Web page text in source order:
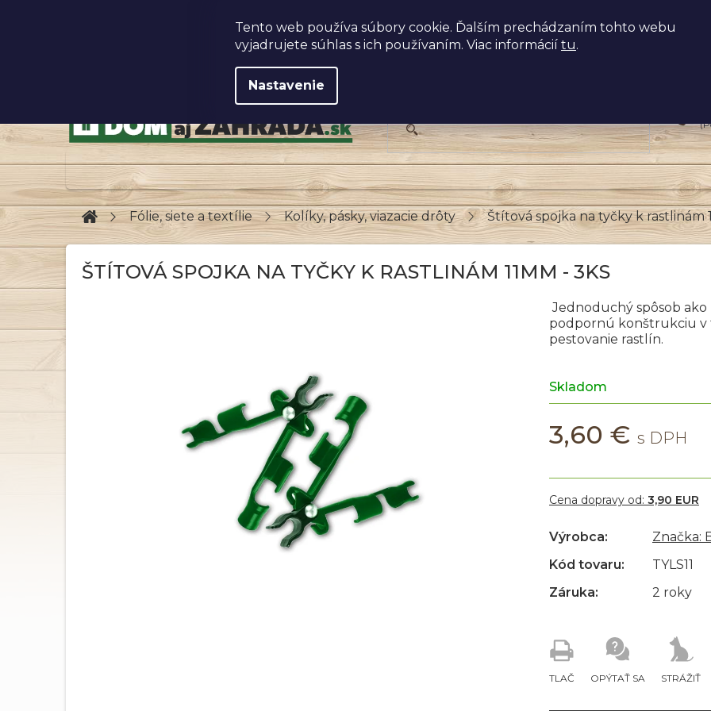
Tento web používa súbory cookie. Ďalším prechádzaním tohto webu
vyjadrujete súhlas s ich používaním. Viac informácií tu.
Nastavenie
DomovFólie, siete a textílie Kolíky, pásky, viazacie drôty Štítová spojka na tyčky k rastlinám
ŠTÍTOVÁ SPOJKA NA TYČKY K RASTLINÁM 11MM - 3KS
Skladom
3,60 €
Jednoduchý spôsob
podpornú konštrukciu v
pestovanie rastlín.
TLAČ OPÝTAŤ SA STRÁŽIŤ
Cena dopravy od: 3,90 EUR
Výrobca:
Značka:
Kód tovaru:
TYLS11
Záruka:
2 roky